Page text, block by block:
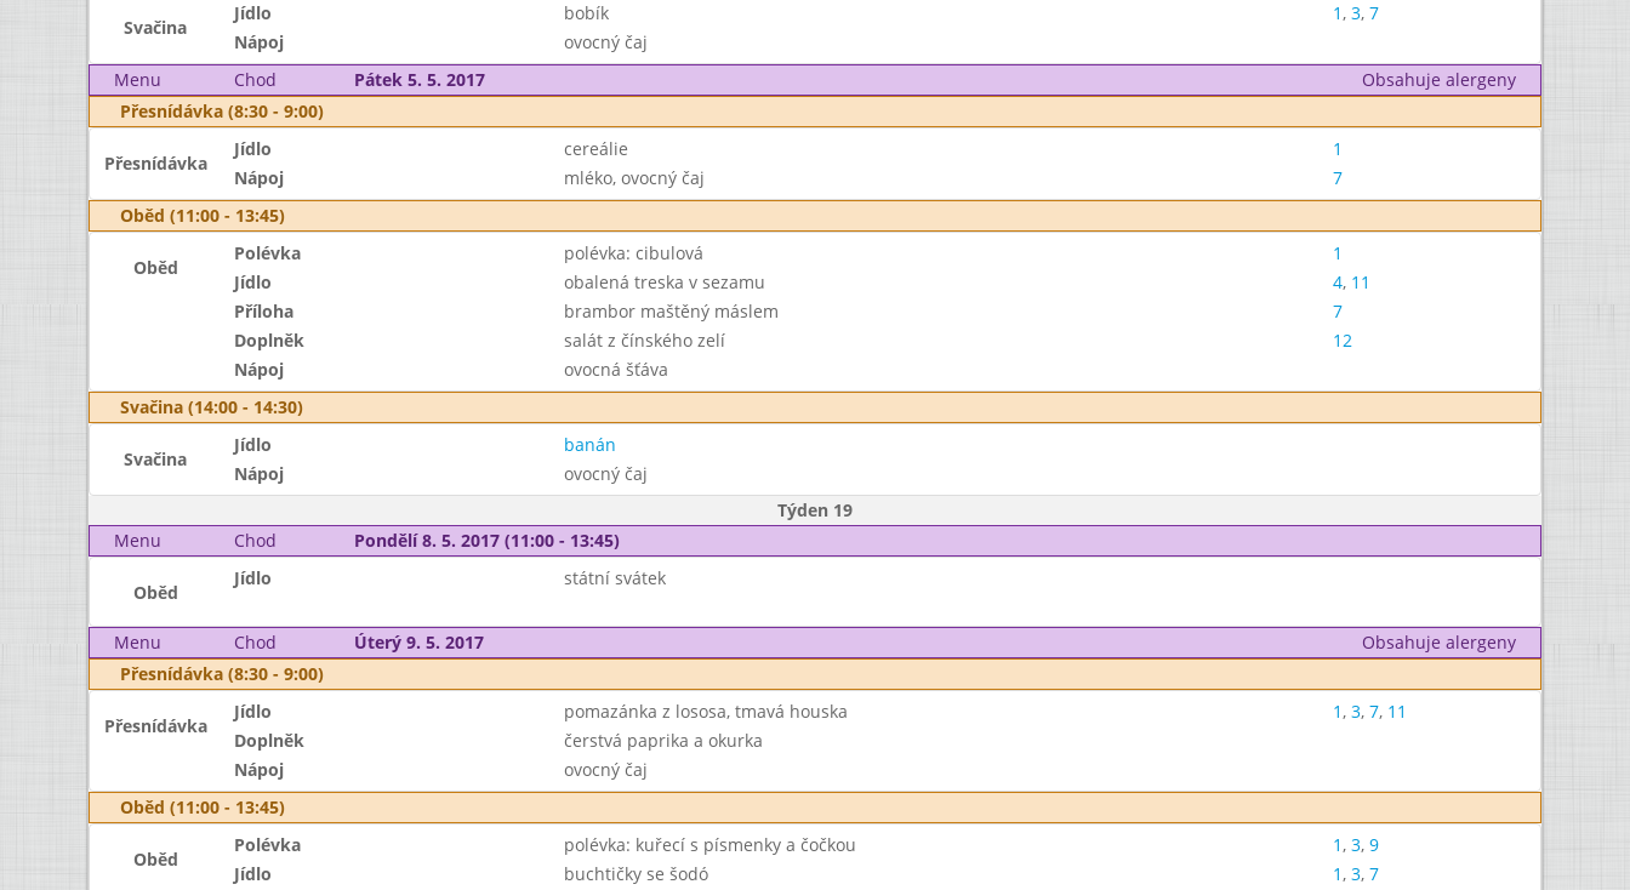
Svačina
Jídlo bobík 1, 3, 7
Nápoj
ovocný čaj
Menu
Chod Pátek 5. 5. 2017
Obsahuje alergeny
Přesnídávka (8:30 - 9:00)
Přesnídávka
Jídlo cereálie
1
Nápoj
mléko, ovocný čaj
7
Oběd (11:00 - 13:45)
Oběd
Polévka polévka: cibulová
1
Jídlo
obalená treska v sezamu 4, 11
Příloha
brambor maštěný máslem
7
Doplněk
salát z čínského zelí
12
Nápoj
ovocná šťáva
Svačina (14:00 - 14:30)
Svačina
Jídlo
banán
Nápoj
ovocný čaj
Týden 19
Menu
Chod Pondělí 8. 5. 2017 (11:00 - 13:45)
Oběd
Jídlo státní svátek
Menu Chod Úterý 9. 5. 2017
Obsahuje alergeny
Přesnídávka (8:30 - 9:00)
Přesnídávka
Jídlo pomazánka z lososa, tmavá houska 1, 3, 7, 11
Doplněk
čerstvá paprika a okurka
Nápoj
ovocný čaj
Oběd (11:00 - 13:45)
Oběd
Polévka polévka: kuřecí s písmenky a čočkou 1, 3, 9
Jídlo
buchtičky se šodó 1, 3, 7